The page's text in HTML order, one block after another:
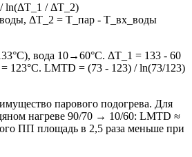
ln(ΔT_1 / ΔT_2)
ΔT_2 = T_пар - T_вх_воды
вода 10→60°C. ΔT_1 = 133 - 60
123°C. LMTD = (73 - 123) / ln(73/123)
парового подогрева. Для
нагреве 90/70 → 10/60: LMTD ≈
ПП площадь в 2,5 раза меньше при